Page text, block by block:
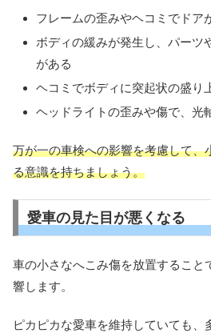
フレームの歪みやヘコミでドア
ボディの緩みが発生し、パーツ
がある
ヘコミでボディに突起状の盛り
ヘッドライトの歪みや傷で、光
万が一の車検への影響を考慮して、
る意識を持ちましょう。
愛車の見た目が悪くなる
車の小さなへこみ傷を放置すること
響します。
ピカピカな愛車を維持していても、